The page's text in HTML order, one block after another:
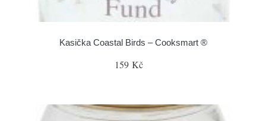
Kasička Coastal Birds – Cooksmart ®
159 Kč